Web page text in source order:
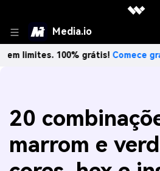
Media.io
100% grátis!Comece grátis→
20
marrom e